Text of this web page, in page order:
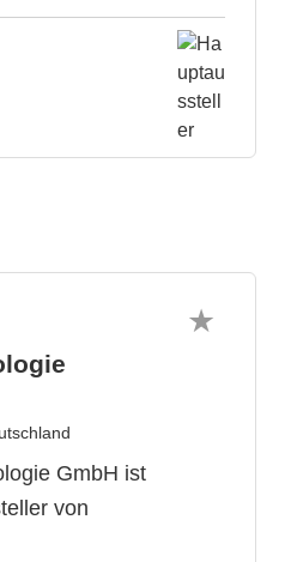
GmbH ist
von